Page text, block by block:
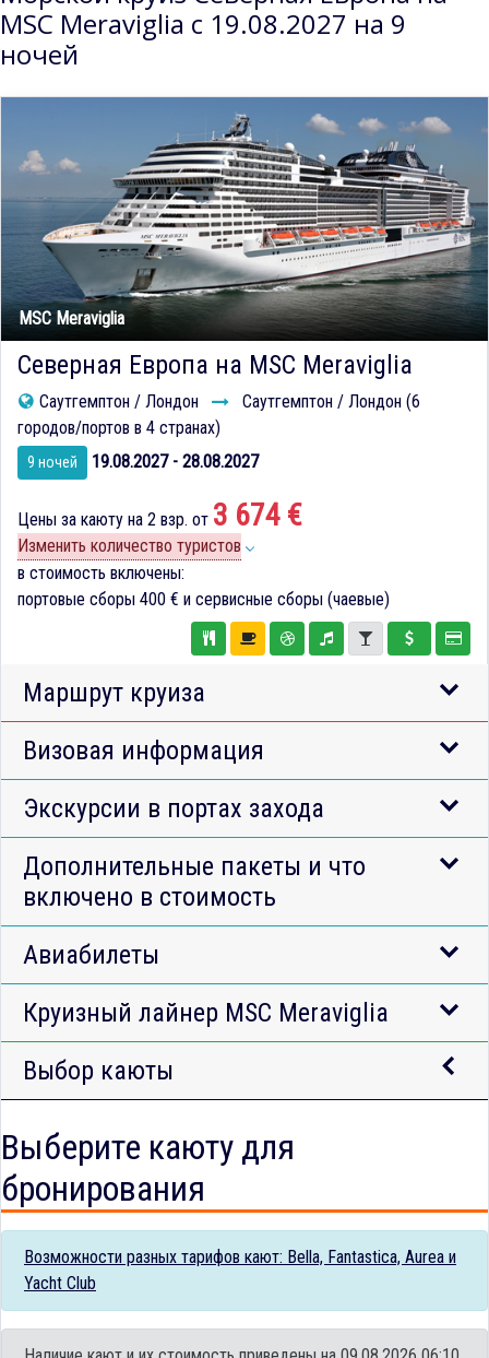
MSC Meraviglia с 19.08.2027 на 9
ночей
MSC Meraviglia
Северная Европа на MSC Meraviglia
Саутгемптон / Лондон
Саутгемптон / Лондон (6
городов/портов в 4 странах)
9 ночей 19.08.2027 - 28.08.2027
Цены за каюту на 2 взр. от 3 674 €
Изменить количество туристов
в стоимость включены:
портовые сборы 400 € и сервисные сборы (чаевые)
Маршрут круиза
Визовая информация
Экскурсии в портах захода
Дополнительные пакеты и что
включено в стоимость
Авиабилеты
Круизный лайнер MSC Meraviglia
Выбор каюты
Выберите каюту для
бронирования
Возможности разных тарифов кают: Bella, Fantastica, Aurea и
Yacht Club